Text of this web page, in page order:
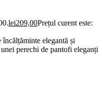
lei209,00Prețul curent este:
elegantă și
perechi de pantofi eleganți